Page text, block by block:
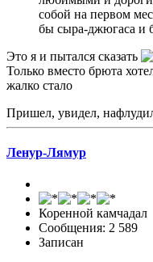
собой на первом
бы сыра-джюгаса и
Это я и пытался сказать
Только вместо брюта
жалко стало
Пришел, увидел,
Ленур-Лямур
Коренной камчадал
Сообщения: 2 589
Записан